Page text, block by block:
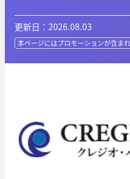
更新日：2026.08.03
本ページにはプロモーションが含ま